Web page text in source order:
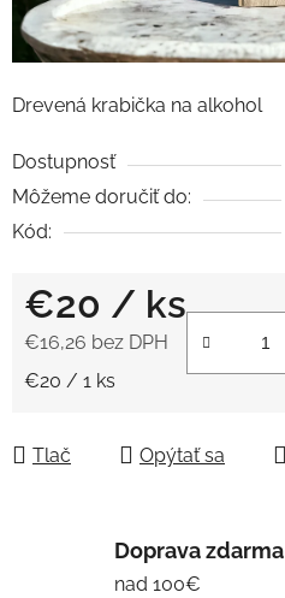
Drevená krabička na alkohol
Dostupnosť
Môžeme doručiť do:
Kód:
€20 / ks
€16,26 bez DPH
Jednotková cena:
€20 / 1 ks
Tlač Opýtať sa
Doprava zdarma
nad 100€